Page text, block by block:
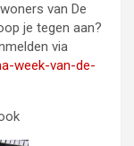
van De
je tegen aan?
via
week-van-de-